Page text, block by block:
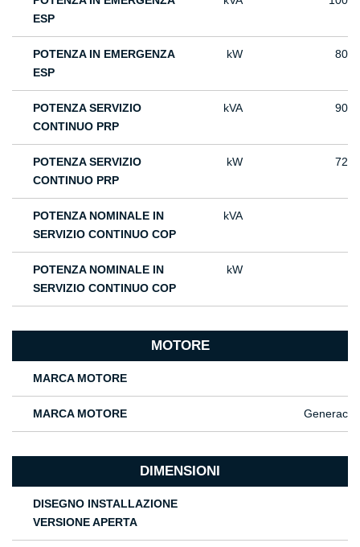
ESP
POTENZA IN EMERGENZA
ESP
kW 80
POTENZA SERVIZIO
CONTINUO PRP
kVA 90
POTENZA SERVIZIO
CONTINUO PRP
kW 72
POTENZA NOMINALE IN
SERVIZIO CONTINUO COP
kVA
POTENZA NOMINALE IN
SERVIZIO CONTINUO COP
kW
MOTORE
MARCA MOTORE
MARCA MOTORE Generac
DIMENSIONI
DISEGNO INSTALLAZIONE
VERSIONE APERTA